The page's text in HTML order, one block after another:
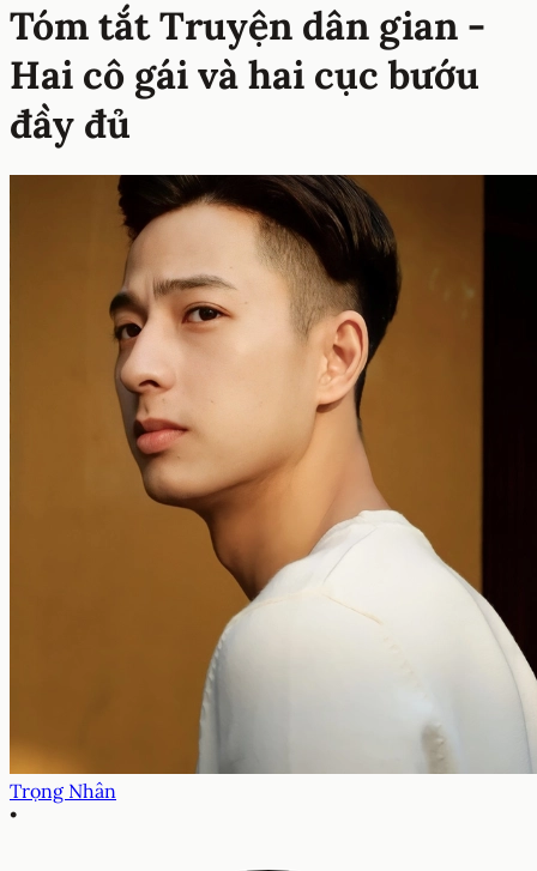
Tóm tắt Truyện dân gian -
Hai cô gái và hai cục bướu
đầy đủ
Trọng Nhân
•